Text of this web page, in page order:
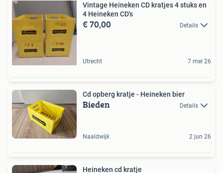
Vintage Heineken CD kratjes 4 stuks en
4 Heineken CD's
€ 70,00 Details
Utrecht 7 mei 26
Cd opberg kratje - Heineken bier
Bieden Details
Naaldwijk 2 jun 26
Heineken cd kratje